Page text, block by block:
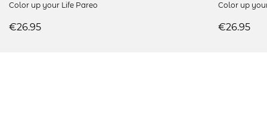
Color up your Life Pareo
€26.95
Color up
€26.95